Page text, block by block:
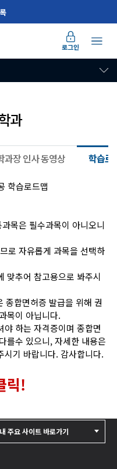
로그인
과
과장 인사 동영상 학습로
목은 필수과목이 아니오니
로 자유롭게 과목을 선택하
맞추어 참고용으로 봐주시
종합면허증 발급을 위해 권
목이 아닙니다.
하는 자격증이며 종합면
를수 있으니, 자세한 내용은
시기 바랍니다. 감사합니다.
릭!
주요 사이트 바로가기